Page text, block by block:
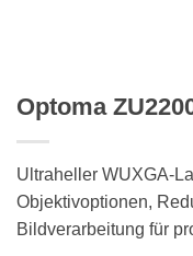
Optoma
Ultraheller WUXGA-
Objektivoptionen,
Bildverarbeitung für